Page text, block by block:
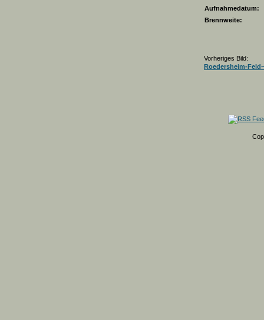
Aufnahmedatum:
Brennweite:
Vorheriges Bild:
Roedersheim-